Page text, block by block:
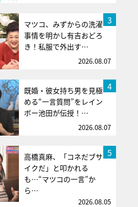
3
マツコ、みずからの洗濯
事情を明かし有吉おどろ
き！私服で外出す…
2026.08.07
4
既婚・彼女持ち男を見極
める“一言質問”をレイン
ボー池田が伝授！…
2026.08.07
5
高橋真麻、「コネだブサ
イクだ」と叩かれる
も…“マツコの一言”か
ら…
2026.08.05